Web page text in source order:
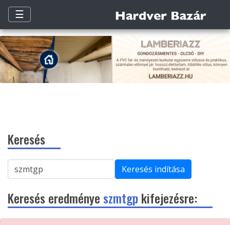
☰
Keresés
Keresés indítása
Keresés eredményeszmtgpkifejezésre: